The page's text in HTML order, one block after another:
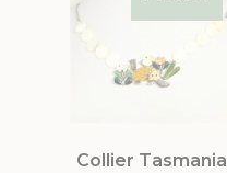
Collier Tasmania